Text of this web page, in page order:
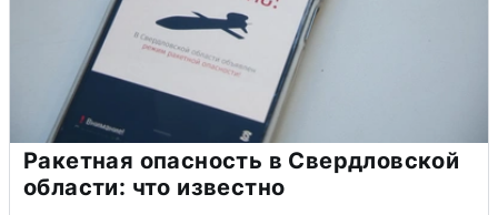
Ракетная опасность в Свердловской
области: что известно